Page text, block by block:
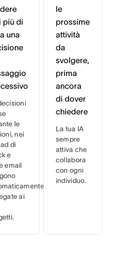
più di
una
le
nei
di
e
email
ai
le
prossime
attività
da
svolgere,
prima
ancora
di dover
chiedere
La tua IA
sempre
attiva che
collabora
con ogni
individuo.